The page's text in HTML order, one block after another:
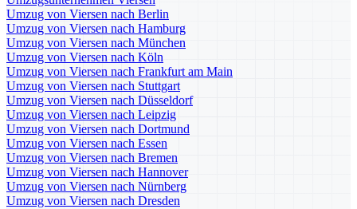
Umzug von Viersen nach Berlin
Umzug von Viersen nach Hamburg
Umzug von Viersen nach München
Umzug von Viersen nach Köln
Umzug von Viersen nach Frankfurt am Main
Umzug von Viersen nach Stuttgart
Umzug von Viersen nach Düsseldorf
Umzug von Viersen nach Leipzig
Umzug von Viersen nach Dortmund
Umzug von Viersen nach Essen
Umzug von Viersen nach Bremen
Umzug von Viersen nach Hannover
Umzug von Viersen nach Nürnberg
Umzug von Viersen nach Dresden